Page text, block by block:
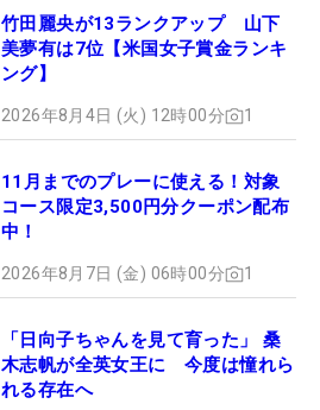
竹田麗央が13ランクアップ 山下
美夢有は7位【米国女子賞金ランキ
ング】
2026年8月4日 (火) 12時00分 1
11月までのプレーに使える！対象
コース限定3,500円分クーポン配布
中！
2026年8月7日 (金) 06時00分 1
「日向子ちゃんを見て育った」 桑
木志帆が全英女王に 今度は憧れら
れる存在へ